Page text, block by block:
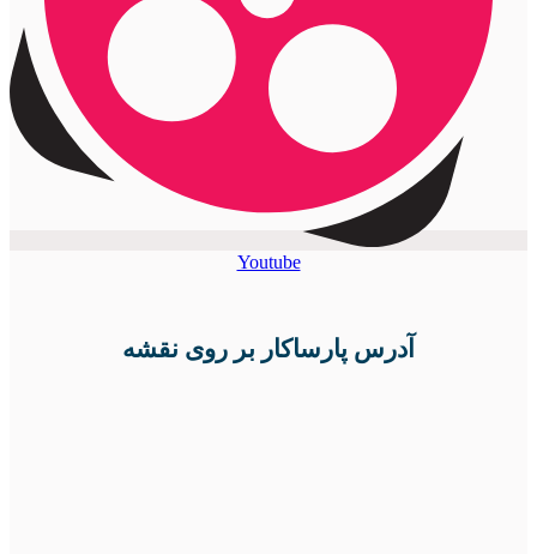
Youtube
آدرس پارساکار بر روی نقشه